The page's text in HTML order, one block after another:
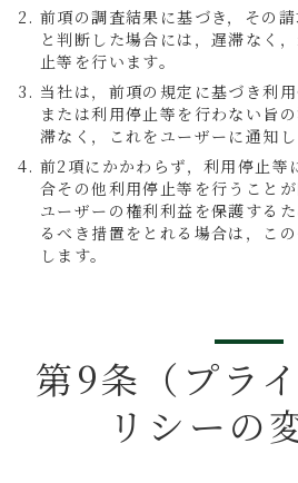
前項の調査結果に基づき，その
と判断した場合には，遅滞なく
止等を行います。
当社は，前項の規定に基づき利
または利用停止等を行わない旨
滞なく，これをユーザーに通知し
前2項にかかわらず，利用停止等
合その他利用停止等を行うことが
ユーザーの権利利益を保護する
るべき措置をとれる場合は，こ
します。
第9条（プラ
リシーの